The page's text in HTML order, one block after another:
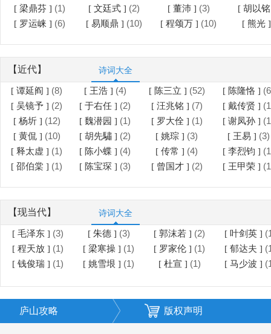
[ 梁鼎芬 ] (1) [ 文廷式 ] (2) [ 董沛 ] (3)
[ 胡以
[ 罗运崃 ] (6) [ 易顺鼎 ] (10) [ 程颂万 ] (10) [ 熊光
【近代】 诗词大全
[ 谭延阎 ] (8) [ 王浩 ] (4) [ 陈三立 ] (52) [ 陈隆恪 ]
[ 吴镜予 ] (2) [ 于右任 ] (2) [ 汪兆铭 ] (7) [ 戴传贤 ]
[ 杨圻 ] (12) [ 魏潜园 ] (1) [ 罗大佺 ] (1) [ 谢凤孙 ]
[ 黄侃 ] (10) [ 胡先驌 ] (2) [ 姚琮 ] (3) [ 王易 ] (3)
[ 释太虚 ] (1) [ 陈小蝶 ] (4) [ 传常 ] (4) [ 李烈钧 ]
[ 邵伯棠 ] (1) [ 陈宝琛 ] (3) [ 曾国才 ] (2) [ 王甲荣 ]
【现当代】 诗词大全
[ 毛泽东 ] (3) [ 朱德 ] (3) [ 郭沫若 ] (2) [ 叶剑英 ]
[ 程天放 ] (1) [ 梁寒操 ] (1) [ 罗家伦 ] (1) [ 郁达夫 ]
[ 钱俊瑞 ] (1) [ 姚雪垠 ] (1) [ 杜宣 ] (1) [ 马少波 ]
庐山攻略 版权声明